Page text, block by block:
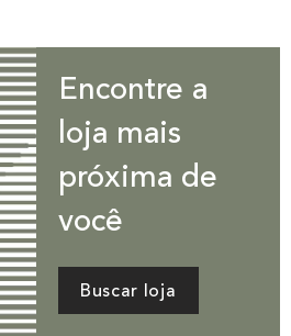
Encontre a
loja mais
próxima de
você
Buscar loja